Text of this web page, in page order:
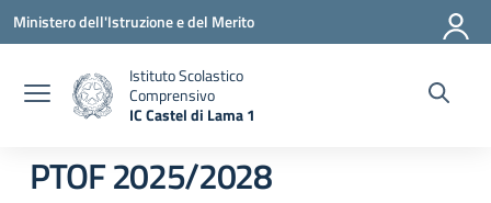
Vai ai contenuti
Vai al menu di navigazione
Vai al footer
Ministero dell'Istruzione e del Merito
Istituto Scolastico
Comprensivo
IC Castel di Lama 1
PTOF 2025/2028